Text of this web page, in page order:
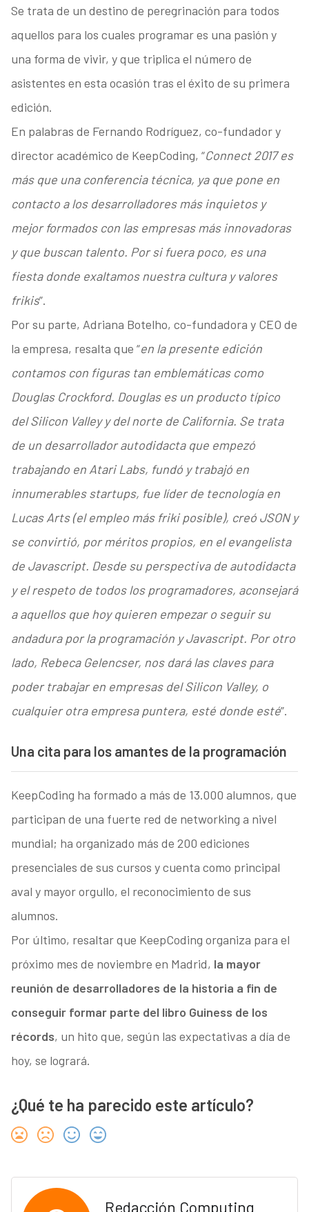
Se trata de un destino de peregrinación para todos
aquellos para los cuales programar es una pasión y
una forma de vivir, y que triplica el número de
asistentes en esta ocasión tras el éxito de su primera
edición.
En palabras de Fernando Rodríguez, co-fundador y
director académico de KeepCoding, “Connect 2017 es
más que una conferencia técnica, ya que pone en
contacto a los desarrolladores más inquietos y
mejor formados con las empresas más innovadoras
y que buscan talento. Por si fuera poco, es una
fiesta donde exaltamos nuestra cultura y valores
frikis”.
Por su parte, Adriana Botelho, co-fundadora y CEO de
la empresa, resalta que “en la presente edición
contamos con figuras tan emblemáticas como
Douglas Crockford. Douglas es un producto típico
del Silicon Valley y del norte de California. Se trata
de un desarrollador autodidacta que empezó
trabajando en Atari Labs, fundó y trabajó en
innumerables startups, fue líder de tecnología en
Lucas Arts (el empleo más friki posible), creó JSON y
se convirtió, por méritos propios, en el evangelista
de Javascript. Desde su perspectiva de autodidacta
y el respeto de todos los programadores, aconsejará
a aquellos que hoy quieren empezar o seguir su
andadura por la programación y Javascript. Por otro
lado, Rebeca Gelencser, nos dará las claves para
poder trabajar en empresas del Silicon Valley, o
cualquier otra empresa puntera, esté donde esté”.
Una cita para los amantes de la programación
KeepCoding ha formado a más de 13.000 alumnos, que
participan de una fuerte red de networking a nivel
mundial; ha organizado más de 200 ediciones
presenciales de sus cursos y cuenta como principal
aval y mayor orgullo, el reconocimiento de sus
alumnos.
Por último, resaltar que KeepCoding organiza para el
próximo mes de noviembre en Madrid, la mayor
reunión de desarrolladores de la historia a fin de
conseguir formar parte del libro Guiness de los
récords, un hito que, según las expectativas a día de
hoy, se logrará.
¿Qué te ha parecido este artículo?
Redacción Computing